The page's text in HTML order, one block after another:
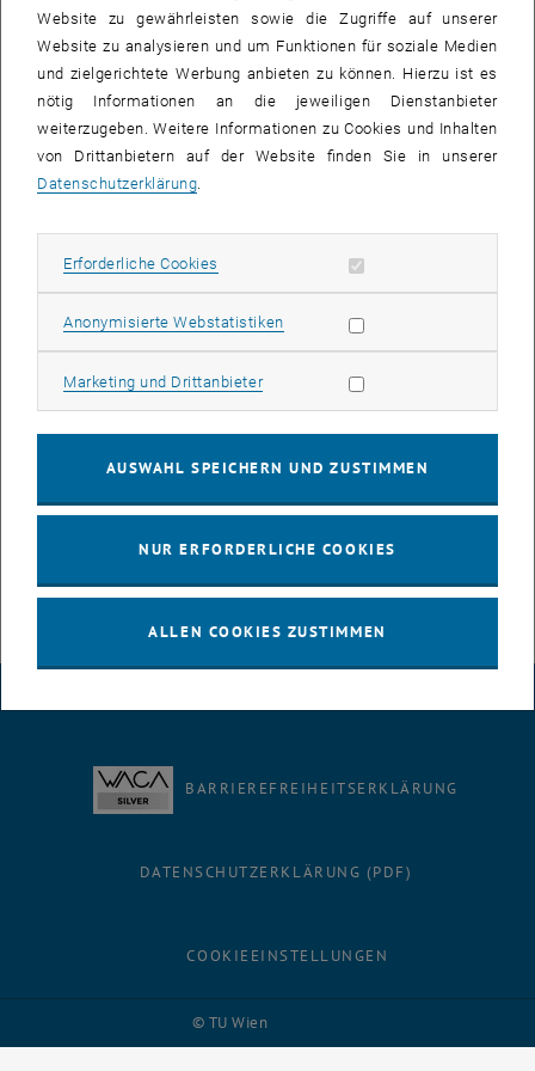
Die Bilder zu diesem Eintrag sind erst nach Login sichtbar.
Laserzündung stellt ein neuartiges Motorenzündsystem dar, dessen
Prinzip darin besteht, den Strahl eines gepulsten Lasers innerhalb
eines brennbaren Gemisches im Zylinder zu fokussieren, so dass
ein entstehendes Plasma das Kraftstoff-Luft-Gemisch entzündet
und somit eine herkömmlich Zündkerze ersetzen kann. Bevorzugte
GasmotorenundBenzin-Direkteinspritzer-Ottomotoren.
Mehr zu diesem Forschungsthema finden Sie <link file:12759 _blank
pdf-link>hier.
Lesen Sie denArtikel „Lasers for engine ignition“in Nature
Photonics nach. Bis Ende November bietet die TU Bibliothek einen
nphoton>www.nature.com/nphoton/
© TU Wien
BARRIEREFREIHEITSERKLÄRUNG
DATENSCHUTZERKLÄRUNG (PDF)
COOKIEEINSTELLUNGEN
Website zu gewährleisten sowie die Zugriffe auf unserer
Website zu analysieren und um Funktionen für soziale Medien
und zielgerichtete Werbung anbieten zu können. Hierzu ist es
nötig Informationen an die jeweiligen Dienstanbieter
weiterzugeben. Weitere Informationen zu Cookies und Inhalten
von Drittanbietern auf der Website finden Sie in unserer
Datenschutzerklärung.
Erforderliche Cookies Erforderliche Cookies zulassen
Anonymisierte WebstatistikenStatistik Cookies zulassen
Marketing und DrittanbieterMarketing Cookies zulassen
AUSWAHL SPEICHERN UND ZUSTIMMEN
NUR ERFORDERLICHE COOKIES
ALLEN COOKIES ZUSTIMMEN